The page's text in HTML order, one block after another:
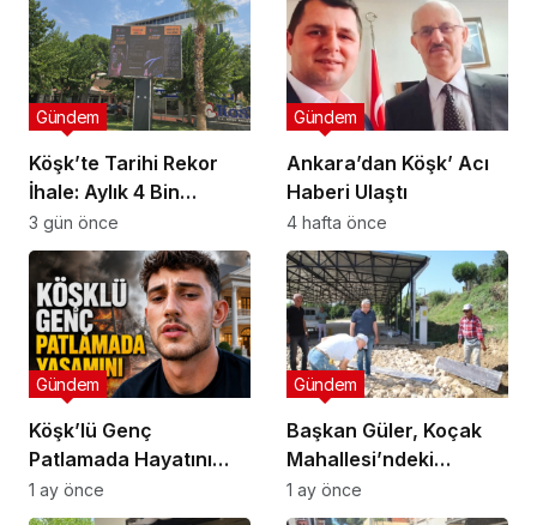
Köşk’te Tarihi Rekor
İhale: Aylık 4 Bin
Liradan Başladı, 251
Bin Lirada Bitti
Gündem
3 gün önce
Ankara’dan Köşk’ Acı
Haberi Ulaştı
Gündem
4 hafta önce
Köşk’lü Genç
Patlamada Hayatını
Kaybetti
Gündem
1 ay önce
Başkan Güler, Koçak
Mahallesi’ndeki
Çalışmaları İnceledi
Gündem
1 ay önce